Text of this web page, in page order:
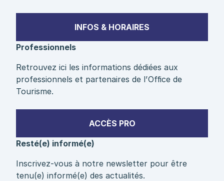
INFOS & HORAIRES
Professionnels
Retrouvez ici les informations dédiées aux
professionnels et partenaires de l’Office de
Tourisme.
ACCÈS PRO
Resté(e) informé(e)
Inscrivez-vous à notre newsletter pour être
tenu(e) informé(e) des actualités.